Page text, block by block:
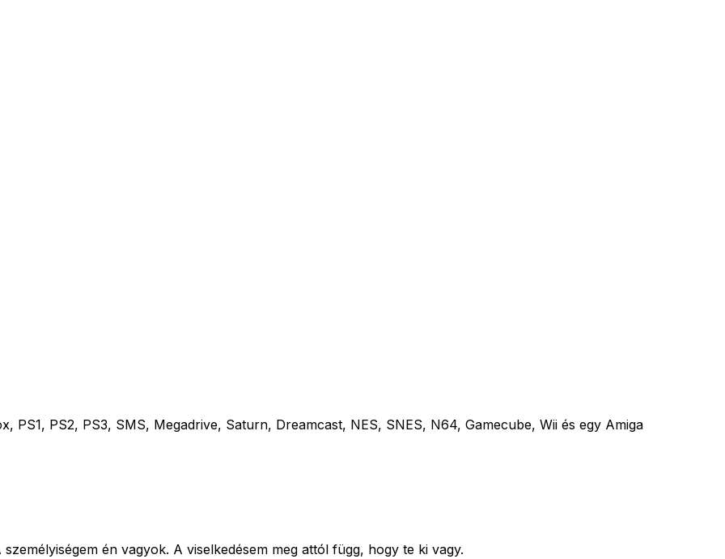
PS1, PS2, PS3, SMS, Megadrive, Saturn, Dreamcast, NES, SNES, N64, Gamecube, Wii és egy Amiga
én vagyok. A viselkedésem meg attól függ, hogy te ki vagy.